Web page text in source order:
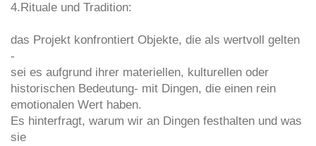
4.Rituale und Tradition:
das Projekt konfrontiert Objekte, die als wertvoll gelten
-
sei es aufgrund ihrer materiellen, kulturellen oder
historischen Bedeutung- mit Dingen, die einen rein
emotionalen Wert haben.
Es hinterfragt, warum wir an Dingen festhalten und was
sie